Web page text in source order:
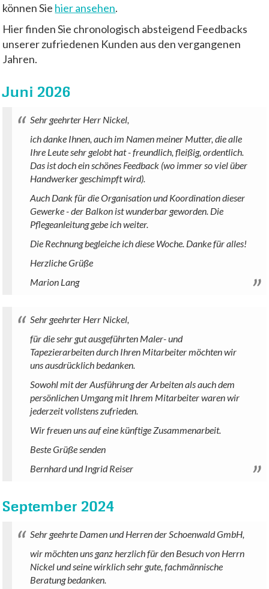
können Sie hier ansehen.
Hier finden Sie chronologisch absteigend Feedbacks
unserer zufriedenen Kunden aus den vergangenen
Jahren.
Juni 2026
Sehr geehrter Herr Nickel,
ich danke Ihnen, auch im Namen meiner Mutter, die alle
Ihre Leute sehr gelobt hat - freundlich, fleißig, ordentlich.
Das ist doch ein schönes Feedback (wo immer so viel über
Handwerker geschimpft wird).
Auch Dank für die Organisation und Koordination dieser
Gewerke - der Balkon ist wunderbar geworden. Die
Pflegeanleitung gebe ich weiter.
Die Rechnung begleiche ich diese Woche. Danke für alles!
Herzliche Grüße
Marion Lang
Sehr geehrter Herr Nickel,
für die sehr gut ausgeführten Maler- und
Tapezierarbeiten durch Ihren Mitarbeiter möchten wir
uns ausdrücklich bedanken.
Sowohl mit der Ausführung der Arbeiten als auch dem
persönlichen Umgang mit Ihrem Mitarbeiter waren wir
jederzeit vollstens zufrieden.
Wir freuen uns auf eine künftige Zusammenarbeit.
Beste Grüße senden
Bernhard und Ingrid Reiser
September 2024
Sehr geehrte Damen und Herren der Schoenwald GmbH,
wir möchten uns ganz herzlich für den Besuch von Herrn
Nickel und seine wirklich sehr gute, fachmännische
Beratung bedanken.